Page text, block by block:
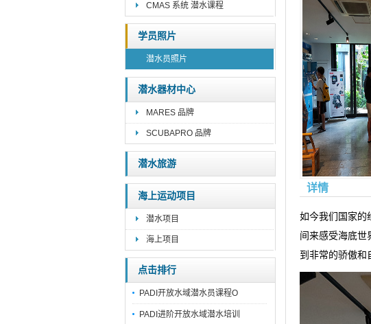
CMAS 系统 潜水课程
学员照片
潜水员照片
潜水器材中心
MARES 品牌
SCUBAPRO 品牌
潜水旅游
海上运动项目
潜水项目
海上项目
点击排行
PADI开放水域潜水员课程O
PADI进阶开放水域潜水培训
详情
如今我们国家的
间来感受海底世
到非常的骄傲和